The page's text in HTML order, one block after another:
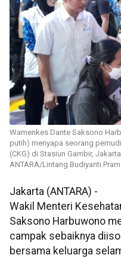
Wamenkes Dante Saksono
putih) menyapa seorang
(CKG) di Stasiun Gambir,
ANTARA/Lintang Budiyanti
Jakarta (ANTARA) -
Wakil Menteri
Saksono Harbuwono
campak sebaiknya
bersama keluarga